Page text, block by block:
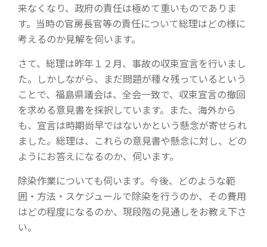
来なくなり、政府の責任は極めて重いものでありま
す。当時の官房長官等の責任について総理はどの様に
考えるのか見解を伺います。
さて、総理は昨年１２月、事故の収束宣言を行いまし
た。しかしながら、まだ問題が種々残っているという
ことで、福島県議会は、全会一致で、収束宣言の撤回
を求める意見書を採択しています。また、海外から
も、宣言は時期尚早ではないかという懸念が寄せられ
ました。総理は、これらの意見書や懸念に対し、どの
ようにお答えになるのか、伺います。
除染作業についても伺います。今後、どのような範
囲・方法・スケジュールで除染を行うのか、その費用
はどの程度になるのか、現段階の見通しをお教え下さ
い。